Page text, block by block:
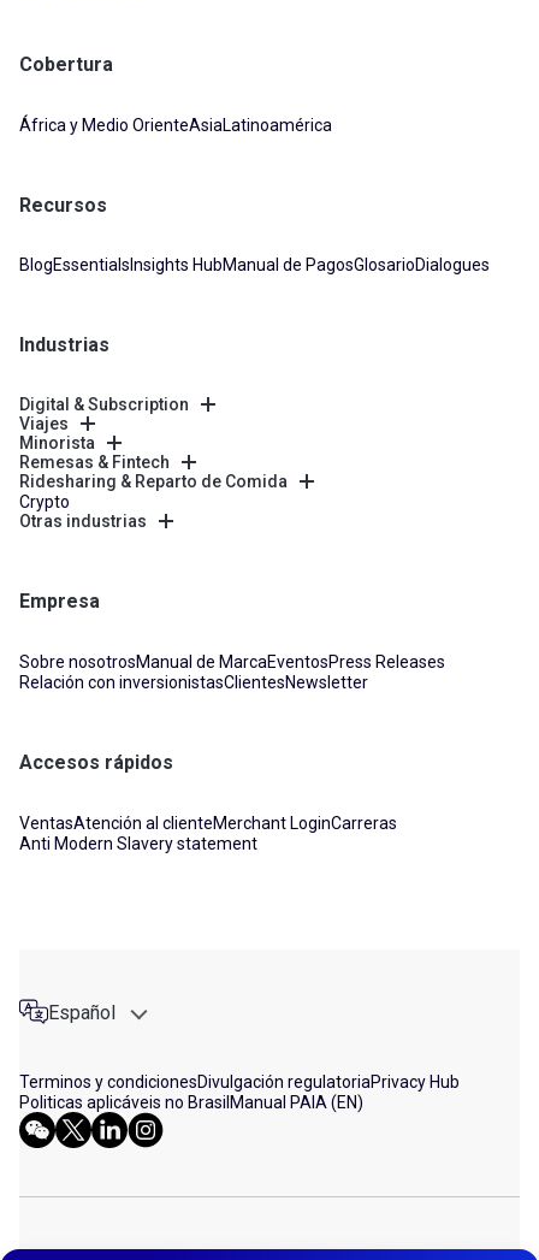
Cobertura
África y Medio OrienteAsiaLatinoamérica
Recursos
BlogEssentials Insights HubManual de PagosGlosarioDialogues
Industrias
Digital & Subscription
Viajes
Minorista
Remesas & Fintech
Ridesharing & Reparto de Comida
Crypto
Otras industrias
Empresa
Sobre nosotrosManual de MarcaEventosPress Releases
Relación con inversionistasClientesNewsletter
Accesos rápidos
VentasAtención al clienteMerchant LoginCarreras
Anti Modern Slavery statement
Español
Terminos y condicionesDivulgación regulatoriaPrivacy Hub
Politicas aplicáveis no Brasil Manual PAIA (EN)